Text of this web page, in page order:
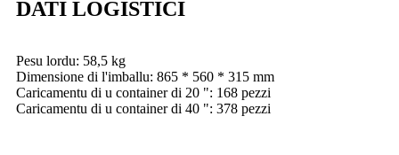
DATI LOGISTICI
Pesu lordu: 58,5 kg
Dimensione di l'imballu: 865 * 560 * 315 mm
Caricamentu di u container di 20 ": 168 pezzi
Caricamentu di u container di 40 ": 378 pezzi